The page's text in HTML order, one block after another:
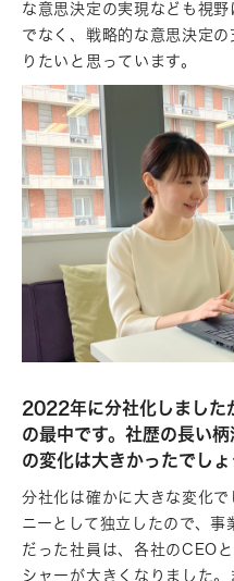
な意思決定の実現なども視
でなく、戦略的な意思決定
りたいと思っています。
2022年に分社化しました
の最中です。社歴の長い
の変化は大きかったでしょ
分社化は確かに大きな変化
ニーとして独立したので、
だった社員は、各社のCEO
シャーが大きくなりました